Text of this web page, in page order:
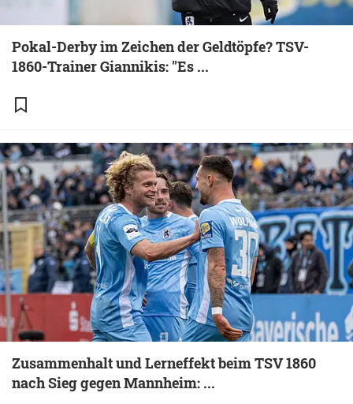
Pokal-Derby im Zeichen der Geldtöpfe? TSV-
1860-Trainer Giannikis: "Es ...
Zusammenhalt und Lerneffekt beim TSV 1860
nach Sieg gegen Mannheim: ...